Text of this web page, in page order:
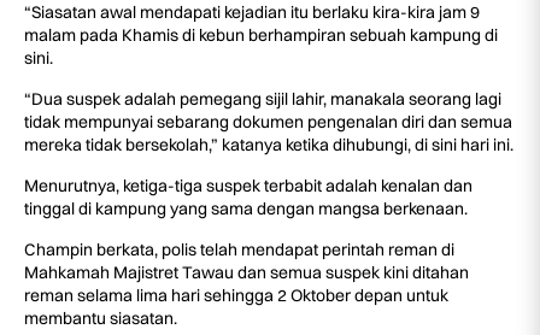
“Siasatan awal mendapati kejadian itu berlaku kira-kira jam 9
malam pada Khamis di kebun berhampiran sebuah kampung di
sini.
“Dua suspek adalah pemegang sijil lahir, manakala seorang lagi
tidak mempunyai sebarang dokumen pengenalan diri dan semua
mereka tidak bersekolah,” katanya ketika dihubungi, di sini hari ini.
Menurutnya, ketiga-tiga suspek terbabit adalah kenalan dan
tinggal di kampung yang sama dengan mangsa berkenaan.
Champin berkata, polis telah mendapat perintah reman di
Mahkamah Majistret Tawau dan semua suspek kini ditahan
reman selama lima hari sehingga 2 Oktober depan untuk
membantu siasatan.